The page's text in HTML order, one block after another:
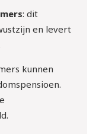
: dit
en levert
kunnen